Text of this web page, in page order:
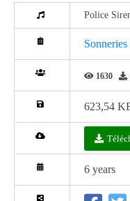
Police
1630
623,54
6 years